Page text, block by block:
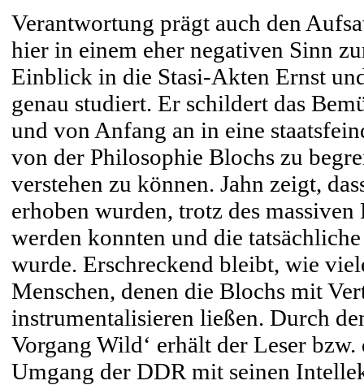
Verantwortung prägt auch den
hier in einem eher negativen Sinn
Einblick in die Stasi-Akten Ernst
genau studiert. Er schildert das
und von Anfang an in eine
von der Philosophie Blochs zu
verstehen zu können. Jahn zeigt,
erhoben wurden, trotz des
werden konnten und die
wurde. Erschreckend bleibt, wie
Menschen, denen die Blochs mit
instrumentalisieren ließen. Durch
Vorgang Wild‘ erhält der Leser
Umgang der DDR mit seinen